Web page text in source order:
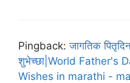
Pingback:जागतिक
शुभेच्छा|World Father's
Wishes in marathi -